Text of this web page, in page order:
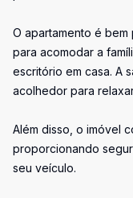
O apartamento é
para acomodar a
escritório em casa. A
acolhedor para
Além disso, o imóvel
proporcionando
seu veículo.